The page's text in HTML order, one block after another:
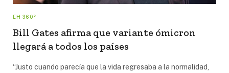
EH 360°
Bill Gates afirma que variante ómicron
llegará a todos los países
“Justo cuando parecía que la vida regresaba a la normalidad,